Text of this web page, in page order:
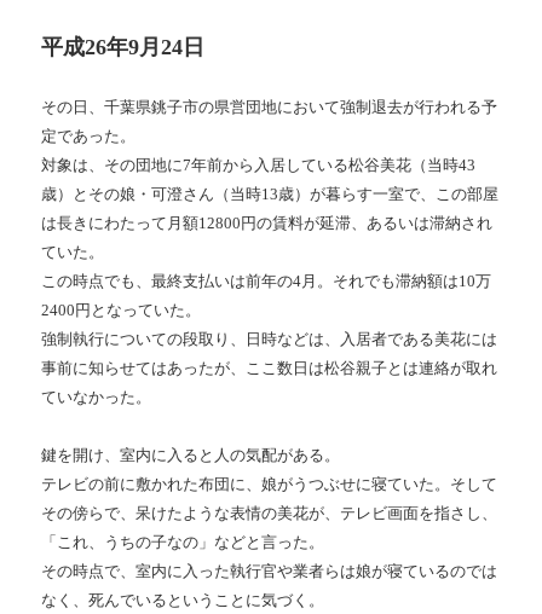
平成26年9月24日
その日、千葉県銚子市の県営団地において強制退去が行われる予
定であった。
対象は、その団地に7年前から入居している松谷美花（当時43
歳）とその娘・可澄さん（当時13歳）が暮らす一室で、この部屋
は長きにわたって月額12800円の賃料が延滞、あるいは滞納され
ていた。
この時点でも、最終支払いは前年の4月。それでも滞納額は10万
2400円となっていた。
強制執行についての段取り、日時などは、入居者である美花には
事前に知らせてはあったが、ここ数日は松谷親子とは連絡が取れ
ていなかった。
鍵を開け、室内に入ると人の気配がある。
テレビの前に敷かれた布団に、娘がうつぶせに寝ていた。そして
その傍らで、呆けたような表情の美花が、テレビ画面を指さし、
「これ、うちの子なの」などと言った。
その時点で、室内に入った執行官や業者らは娘が寝ているのでは
なく、死んでいるということに気づく。